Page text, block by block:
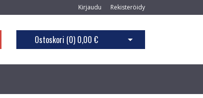
Kirjaudu Rekisteröidy
Ostoskori (0) 0,00 € Avaa ostoskori